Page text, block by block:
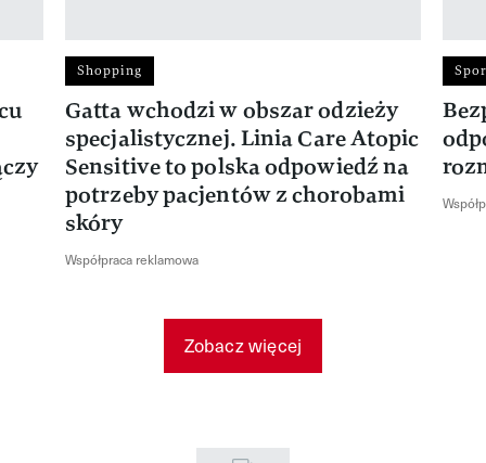
Shopping
Gatta wchodzi w obszar odzieży
specjalistycznej. Linia Care Atopic
Sensitive to polska odpowiedź na
potrzeby pacjentów z chorobami
skóry
Współpraca reklamowa
Zobacz więcej